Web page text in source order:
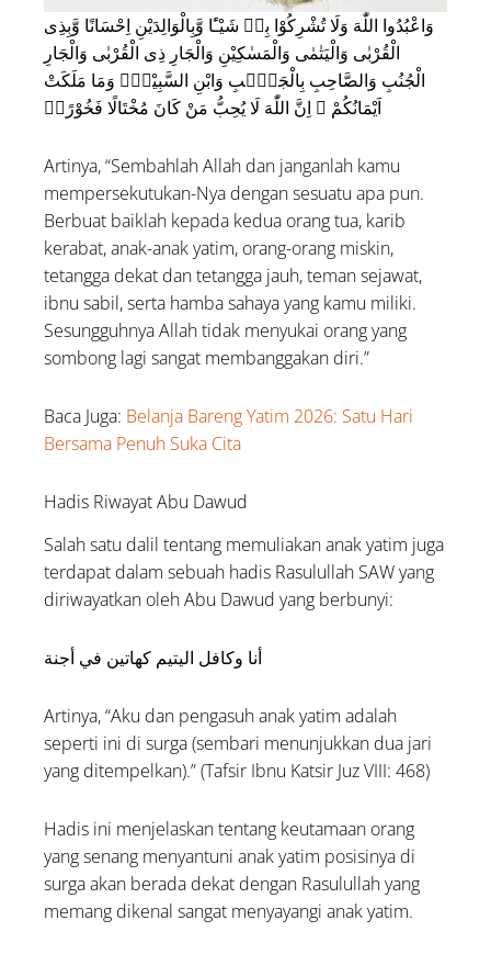
وَاعْبُدُوا اللّٰهَ وَلَا تُشْرِكُوْا بِهٖ شَيْـًٔا وَّبِالْوَالِدَيْنِ اِحْسَانًا وَّبِذِى
الْقُرْبٰى وَالْيَتٰمٰى وَالْمَسٰكِيْنِ وَالْجَارِ ذِى الْقُرْبٰى وَالْجَارِ
الْجُنُبِ وَالصَّاحِبِ بِالْجَنْۢبِ وَابْنِ السَّبِيْلِۙ وَمَا مَلَكَتْ
اَيْمَانُكُمْ ۗ اِنَّ اللّٰهَ لَا يُحِبُّ مَنْ كَانَ مُخْتَالًا فَخُوْرًاۙ
Artinya, “Sembahlah Allah dan janganlah kamu
mempersekutukan-Nya dengan sesuatu apa pun.
Berbuat baiklah kepada kedua orang tua, karib
kerabat, anak-anak yatim, orang-orang miskin,
tetangga dekat dan tetangga jauh, teman sejawat,
ibnu sabil, serta hamba sahaya yang kamu miliki.
Sesungguhnya Allah tidak menyukai orang yang
sombong lagi sangat membanggakan diri.”
Baca Juga: Belanja Bareng Yatim 2026: Satu Hari
Bersama Penuh Suka Cita
Hadis Riwayat Abu Dawud
Salah satu dalil tentang memuliakan anak yatim juga
terdapat dalam sebuah hadis Rasulullah SAW yang
diriwayatkan oleh Abu Dawud yang berbunyi:
أنا وكافل اليتيم كهاتين في أجنة
Artinya, “Aku dan pengasuh anak yatim adalah
seperti ini di surga (sembari menunjukkan dua jari
yang ditempelkan).” (Tafsir Ibnu Katsir Juz VIII: 468)
Hadis ini menjelaskan tentang keutamaan orang
yang senang menyantuni anak yatim posisinya di
surga akan berada dekat dengan Rasulullah yang
memang dikenal sangat menyayangi anak yatim.